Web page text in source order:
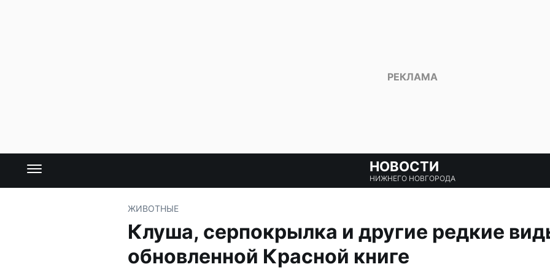
НОВОСТИ
НИЖНЕГО НОВГОРОДА
ЖИВОТНЫЕ
Клуша, серпокрылка и другие редкие
обновленной Красной книге